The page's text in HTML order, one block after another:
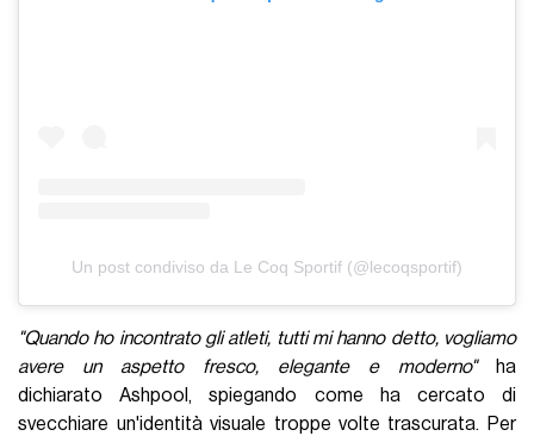
Un post condiviso da Le Coq Sportif (@lecoqsportif)
"Quando ho incontrato gli atleti, tutti mi hanno detto, vogliamo
avere un aspetto fresco, elegante e moderno"ha
dichiarato Ashpool, spiegando come ha cercato di
svecchiare un'identità visuale troppe volte trascurata. Per